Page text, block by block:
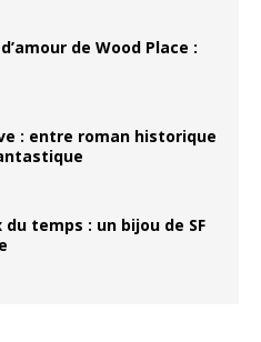
de Wood Place :
: entre roman historique
du temps : un bijou de SF